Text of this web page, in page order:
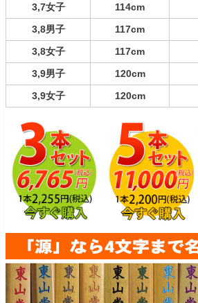
3,7女子
114cm
3,8男子
117cm
3,8女子
117cm
3,9男子
120cm
3,9女子
120cm